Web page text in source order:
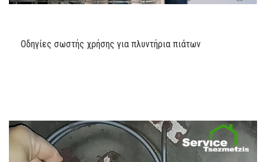
Οδηγίες σωστής χρήσης για πλυντήρια πιάτων